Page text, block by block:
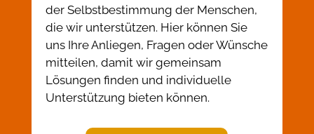
der Selbstbestimmung der Menschen,
die wir unterstützen. Hier können Sie
uns Ihre Anliegen, Fragen oder Wünsche
mitteilen, damit wir gemeinsam
Lösungen finden und individuelle
Unterstützung bieten können.